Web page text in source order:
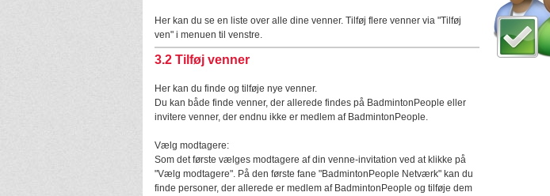
Her kan du se en liste over alle dine venner. Tilføj flere venner via "Tilføj
ven" i menuen til venstre.
3.2 Tilføj venner
Her kan du finde og tilføje nye venner.
Du kan både finde venner, der allerede findes på BadmintonPeople eller
invitere venner, der endnu ikke er medlem af BadmintonPeople.
Vælg modtagere:
Som det første vælges modtagere af din venne-invitation ved at klikke på
"Vælg modtagere". På den første fane "BadmintonPeople Netværk" kan du
finde personer, der allerede er medlem af BadmintonPeople og tilføje dem